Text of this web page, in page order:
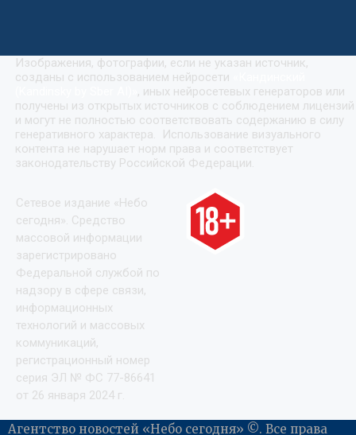
Изображения, фотографии, если не указан источник,
созданы с использованием нейросети
, иных нейросетевых генераторов или
получены из открытых источников с соблюдением лицензий
и могут не полностью соответствовать содержанию в силу
генеративного характера. Использование визуального
контента не нарушает норм права и соответствует
законодательству Российской Федерации.
Сетевое издание «Небо
сегодня». Средство
массовой информации
зарегистрировано
Федеральной службой по
надзору в сфере связи,
информационных
технологий и массовых
коммуникаций,
регистрационный номер
серия ЭЛ № ФС 77-86641
от 26 января 2024 г.
Агентство новостей «Небо сегодня» ©. Все права